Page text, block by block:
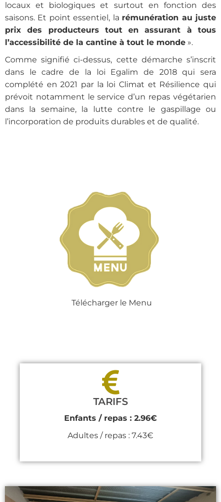
locaux et biologiques et surtout en fonction des
saisons. Et point essentiel, la rémunération au juste
prix des producteurs tout en assurant à tous
l’accessibilité de la cantine à tout le monde ».
Comme signifié ci-dessus, cette démarche s’inscrit
dans le cadre de la loi Egalim de 2018 qui sera
complété en 2021 par la loi Climat et Résilience qui
prévoit notamment le service d’un repas végétarien
dans la semaine, la lutte contre le gaspillage ou
l’incorporation de produits durables et de qualité.
Télécharger le Menu
TARIFS
Enfants / repas : 2.96€
Adultes / repas : 7.43€